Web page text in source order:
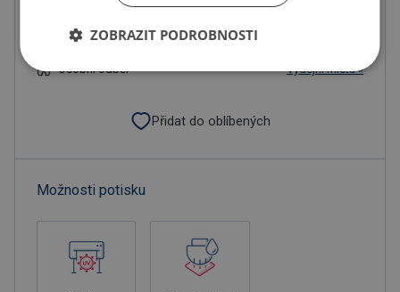
Doručení
Osobní odběr Výdejní místa »
Přidat do oblíbených
Možnosti potisku
ZOBRAZIT PODROBNOSTI